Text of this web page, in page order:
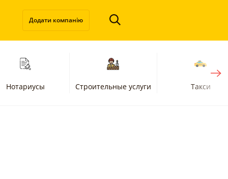
Додати компанію
Нотариусы Строительные услуги Такси